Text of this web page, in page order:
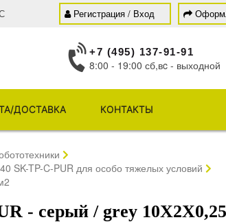
Регистрация / Вход
+7 (495) 137-91-91
8:00 - 19:00 сб,вc - выходной
ДОСТАВКА КОНТАКТЫ
SK-TP-C-PUR для особо тяжелых условий
- серый / grey 10X2X0,25